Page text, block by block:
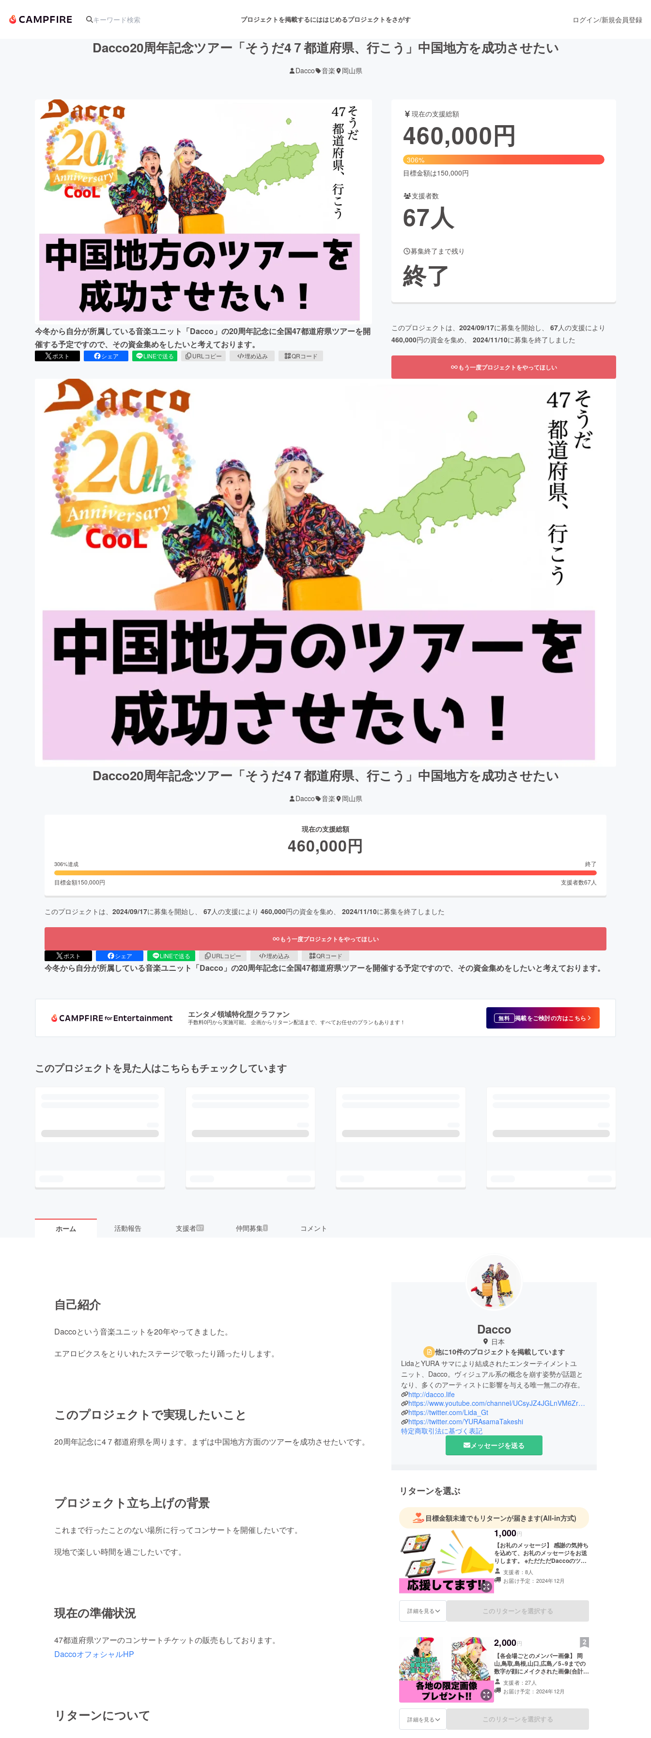
プロジェクトを掲載するにははじめるプロジェクトをさがす
アート・写真 舞台・パフォーマンス
テクノロジー・ガジェット ゲーム・サービス開発 ファッション
映像・映画 書籍・雑誌出版
ビジネス・起業 チャレンジ ビューティー・ヘルスケア
まちづくり・地域活性化
CAMPFIRE for Social Good CAMPFIRE Creation
CAMPFIREふるさと納税 machi-ya
ログイン/新規会員登録
Dacco20周年記念ツアー「そうだ4７都道府県、行こう」中国地方を成功させたい
Dacco 音楽 岡山県
今冬から自分が所属している音楽ユニット「Dacco」の20周年記念に全国47都道府県ツアーを開
催する予定ですので、その資金集めをしたいと考えております。
ポスト シェア LINEで送る URLコピー 埋め込み QRコード
現在の支援総額
460,000円
306%
目標金額は150,000円
支援者数
67人
募集終了まで残り
終了
このプロジェクトは、 2024/09/17に募集を開始し、 67人の支援により
460,000円の資金を集め、 2024/11/10に募集を終了しました
もう一度プロジェクトをやってほしい
Dacco20周年記念ツアー「そうだ4７都道府県、行こう」中国地方を成功させたい
Dacco 音楽 岡山県
現在の支援総額
460,000円
306%達成 終了
目標金額150,000円 支援者数67人
このプロジェクトは、 2024/09/17に募集を開始し、 67人の支援により 460,000円の資金を集め、 2024/11/10に募集を終了しました
もう一度プロジェクトをやってほしい
ポスト シェア LINEで送る URLコピー 埋め込み QRコード
今冬から自分が所属している音楽ユニット「Dacco」の20周年記念に全国47都道府県ツアーを開催する予定ですので、その資金集めをしたいと考えております。
エンタメ領域特化型クラファン
手数料0円から実施可能。 企画からリターン配送まで、すべてお任せのプランもあります！ 無料 掲載をご検討の方はこちら
このプロジェクトを見た人はこちらもチェックしています
ホーム 活動報告 支援者67 仲間募集 1 コメント
自己紹介
Daccoという音楽ユニットを20年やってきました。
エアロビクスをとりいれたステージで歌ったり踊ったりします。
このプロジェクトで実現したいこと
20周年記念に4７都道府県を周ります。まずは中国地方方面のツアーを成功させたいです。
プロジェクト立ち上げの背景
これまで行ったことのない場所に行ってコンサートを開催したいです。
現地で楽しい時間を過ごしたいです。
現在の準備状況
47都道府県ツアーのコンサートチケットの販売もしております。
DaccoオフォシャルHP
リターンについて
Dacco
日本
他に10件のプロジェクトを掲載しています
LidaとYURA サマにより結成されたエンターテイメントユ
ニット、Dacco。ヴィジュアル系の概念を崩す姿勢が話題と
なり、多くのアーティストに影響を与える唯一無二の存在。
http://dacco.life
https://www.youtube.com/channel/UCsyJZ4JGLnVM6Zr7PIqzqnA
https://twitter.com/Lida_Gt
https://twitter.com/YURAsamaTakeshi
特定商取引法に基づく表記
メッセージを送る
リターンを選ぶ
目標金額未達でもリターンが届きます(All-in方式)
1,000円
【お礼のメッセージ】 感謝の気持ち
を込めて、お礼のメッセージをお送
りします。 ※ただただDaccoのツ
アーを応援したい方はこちらへどう
ぞ！ 支援いただければ美味しいお弁
当が食べられますっ。
支援者：8人
お届け予定：2024年12月
詳細を見る このリターンを選択する
2,000円
【各会場ごとのメンバー画像】 岡
山,鳥取,島根,山口,広島／5~9までの
数字が顔にメイクされた画像(合計5
枚)をメールでお送りします。 ※顔に
ペイントしてある数字は1から始ま
り、最終的には47になります。
支援者：27人
お届け予定：2024年12月
詳細を見る このリターンを選択する